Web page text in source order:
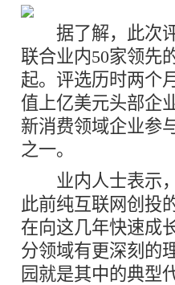
据了解，此次评
联合业内50家领先
起。评选历时两个
值上亿美元头部企
新消费领域企业参
之一。
业内人士表示，
此前纯互联网创投
在向这几年快速成
分领域有更深刻的
园就是其中的典型